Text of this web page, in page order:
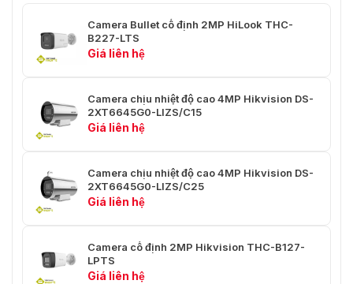
WDR kỹ thuật số
Cải thiện hình ảnh
Cân bằng trắng Tự động, Thủ công
Chức năng âm
thanh
Khử tiếng vang, Giảm tiếng ồn AI,
Đầu ra video
Camera Bullet cố định 2MP HiLook THC-
B227-LTS
Giá liên hệ
Camera chịu nhiệt độ cao 4MP Hikvision DS-
2XT6645G0-LIZS/C15
Giá liên hệ
Camera chịu nhiệt độ cao 4MP Hikvision DS-
2XT6645G0-LIZS/C25
Giá liên hệ
Camera cố định 2MP Hikvision THC-B127-
LPTS
Giá liên hệ